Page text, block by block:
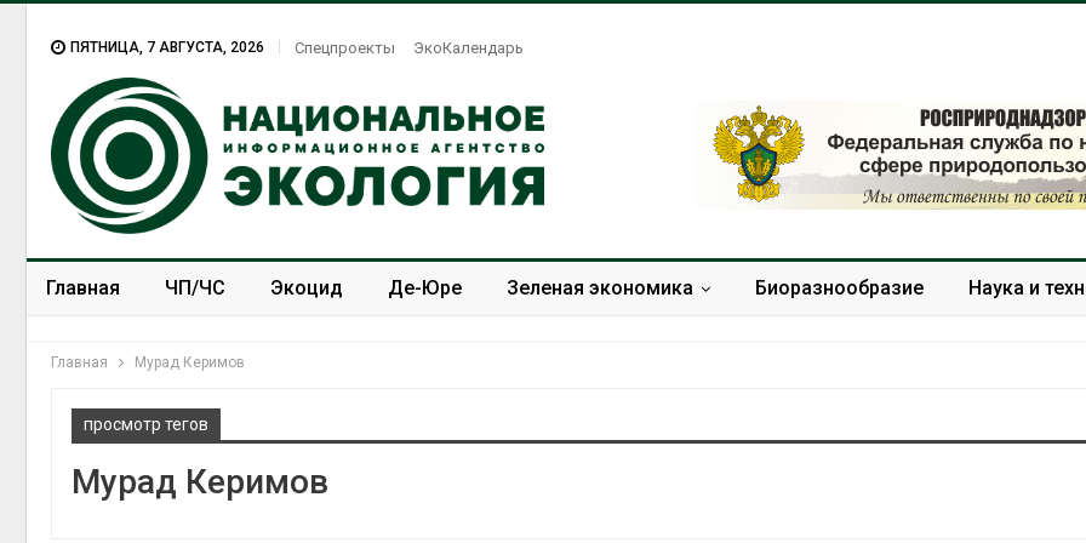
ПЯТНИЦА, 7 АВГУСТА, 2026 Спецпроекты ЭкоКалендарь
Главная ЧП/ЧС Экоцид Де-Юре Зеленая экономика Биоразнообразие Наука и
Главная Мурад Керимов
просмотр тегов
Мурад Керимов
Южная Корея
развитие